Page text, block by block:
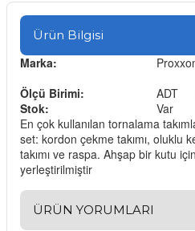
Ürün Bilgisi
Marka:
Ölçü Birimi:
ADT
Stok:
Var
En çok kullanılan tornalama
set: kordon çekme takımı, oluklu
takımı ve raspa. Ahşap bir kutu
yerleştirilmiştir
ÜRÜN YORUMLARI